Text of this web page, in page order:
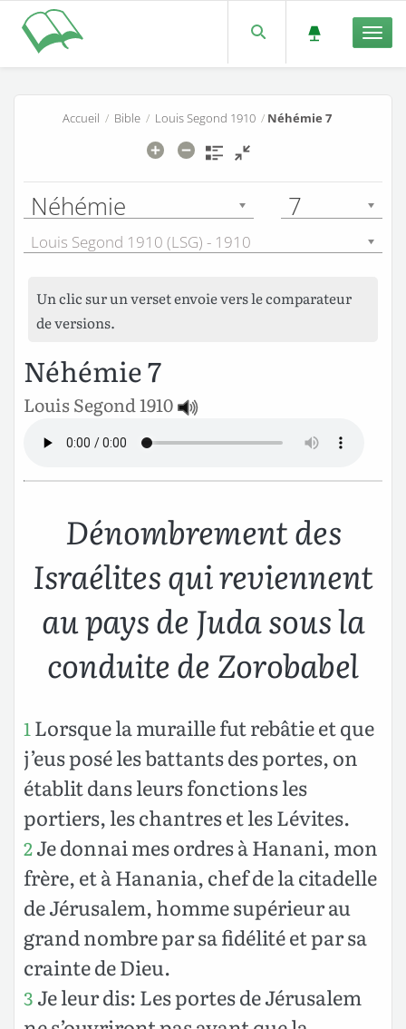
Accueil / Bible/ Louis Segond 1910/ Néhémie 7
Néhémie 7
Louis Segond 1910 (LSG) - 1910
Un clic sur un verset envoie vers le comparateur
de versions.
Néhémie 7
Louis Segond 1910
Dénombrement des
Israélites qui reviennent
au pays de Juda sous la
conduite de Zorobabel
1 Lorsque la muraille fut rebâtie et que
j’eus posé les battants des portes, on
établit dans leurs fonctions les
portiers, les chantres et les Lévites.
2Je donnai mes ordres à Hanani, mon
frère, et à Hanania, chef de la citadelle
de Jérusalem, homme supérieur au
grand nombre par sa fidélité et par sa
crainte de Dieu.
3 Je leur dis: Les portes de Jérusalem